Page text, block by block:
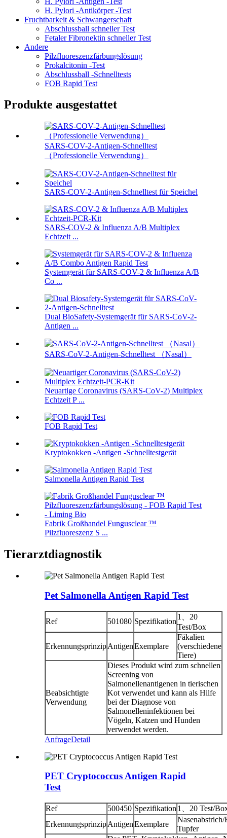
H. Pylori -Antikörper -Test
Fruchtbarkeit & Schwangerschaft
Abschlussball schneller Test
Fetaler Fibronektin schneller Test
Andere
Pilzfluoreszenzfärbungslösung
Prokalcitonin -Test
Abschlussball -Schnelltests
FOB Rapid Test
Produkte ausgestattet
SARS-COV-2-Antigen-Schnelltest
（Professionelle Verwendung）
SARS-COV-2-Antigen-Schnelltest für Speichel
SARS-COV-2 & Influenza A/B Multiplex
Echtzeit ...
Systemgerät für SARS-COV-2 & Influenza A/B
Co ...
Dual BioSafety-Systemgerät für SARS-CoV-2-
Antigen ...
SARS-CoV-2-Antigen-Schnelltest （Nasal）
Neuartige Coronavirus (SARS-CoV-2) Multiplex
Echtzeit P ...
FOB Rapid Test
Kryptokokken -Antigen -Schnelltestgerät
Salmonella Antigen Rapid Test
Fabrik Großhandel Fungusclear ™
Pilzfluoreszenz S ...
Tierarztdiagnostik
Pet Salmonella Antigen Rapid Test
Ref 501080 Spezifikation
1、20
Test/Box
ErkennungsprinzipAntigenExemplare
Fäkalien
(verschiedene
Tiere)
Beabsichtigte
Verwendung
Dieses Produkt wird zum schnellen
Screening von
Salmonellenantigenen in tierischen
Kot verwendet und kann als Hilfe
bei der Diagnose von
Salmonelleninfektionen bei
Vögeln, Katzen und Hunden
verwendet werden.
AnfrageDetail
PET Cryptococcus Antigen Rapid
Test
Ref 500450 Spezifikation 1、20 Test/
ErkennungsprinzipAntigenExemplare
Tupfer